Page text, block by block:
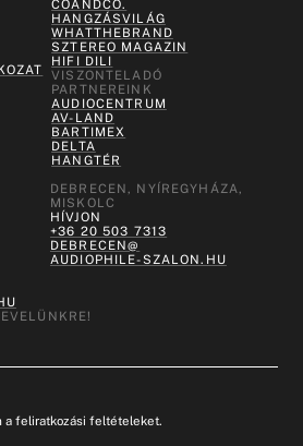
COANDCO.
HANGZÁSVILÁG
WHATTHEBRAND
SZTEREO MAGAZIN
HIFI DILI
VISZONTELADÓ
PARTNEREINK
AUDIOCENTRUM
AV-LAND
BARTIMEX
DELTA
HANGTÉR
DEBRECEN, NYÍREGYHÁZA,
MISKOLC
HÍVJON
+36 20 503 7313
DEBRECEN@
AUDIOPHILE-SZALON.HU
a feliratkozási feltételeket.